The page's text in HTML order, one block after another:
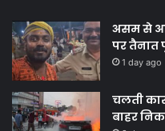
असम से
पर तैनात
1 day ago
चलती
बाहर